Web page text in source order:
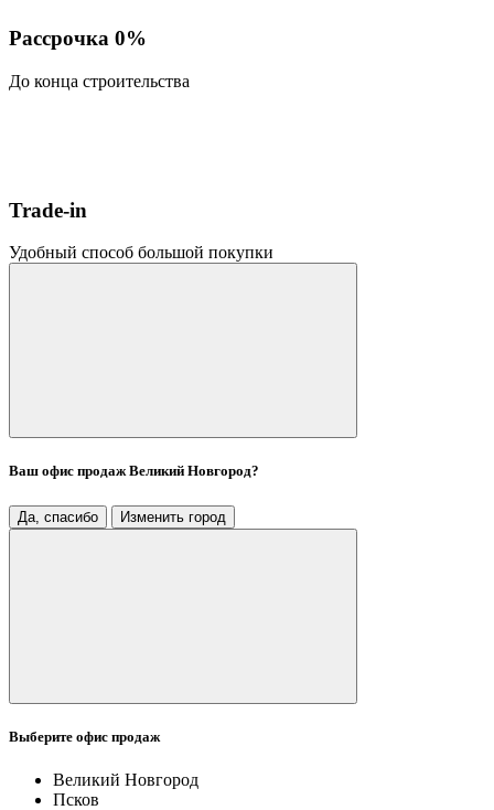
Рассрочка 0%
До конца строительства
Trade-in
Удобный способ большой покупки
Ваш офис продажВеликий Новгород?
Да, спасибо Изменить город
Выберите офис продаж
Великий Новгород
Псков